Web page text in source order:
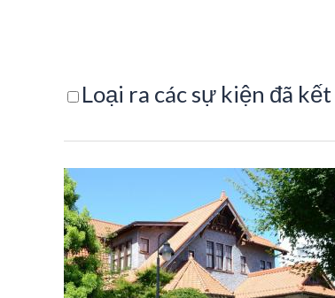
Loại ra các sự kiện đã